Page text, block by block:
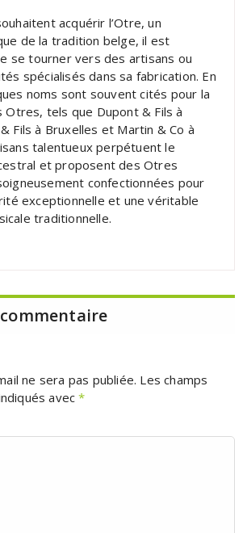
acquérir l’Otre, un
de la tradition belge, il est
se tourner vers des artisans ou
spécialisés dans sa fabrication. En
noms sont souvent cités pour la
Otres, tels que Dupont & Fils à
Fils à Bruxelles et Martin & Co à
talentueux perpétuent le
et proposent des Otres
confectionnées pour
exceptionnelle et une véritable
traditionnelle.
ne sera pas publiée. Les champs
avec*